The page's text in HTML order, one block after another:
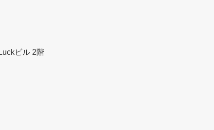
ビル 2階